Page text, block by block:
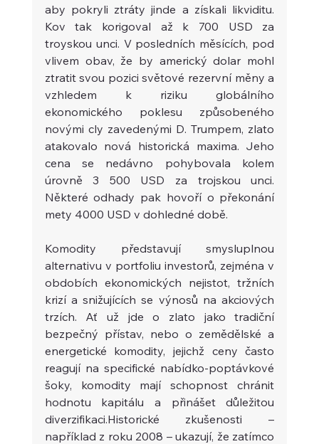
aby pokryli ztráty jinde a získali likviditu.
Kov tak korigoval až k 700 USD za
troyskou unci. V posledních měsících, pod
vlivem obav, že by americký dolar mohl
ztratit svou pozici světové rezervní měny a
vzhledem k riziku globálního
ekonomického poklesu způsobeného
novými cly zavedenými D. Trumpem, zlato
atakovalo nová historická maxima. Jeho
cena se nedávno pohybovala kolem
úrovně 3 500 USD za trojskou unci.
Některé odhady pak hovoří o překonání
mety 4000 USD v dohledné době.
Komodity představují smysluplnou
alternativu v portfoliu investorů, zejména v
obdobích ekonomických nejistot, tržních
krizí a snižujících se výnosů na akciových
trzích. Ať už jde o zlato jako tradiční
bezpečný přístav, nebo o zemědělské a
energetické komodity, jejichž ceny často
reagují na specifické nabídko-poptávkové
šoky, komodity mají schopnost chránit
hodnotu kapitálu a přinášet důležitou
diverzifikaci.Historické zkušenosti –
například z roku 2008 – ukazují, že zatímco